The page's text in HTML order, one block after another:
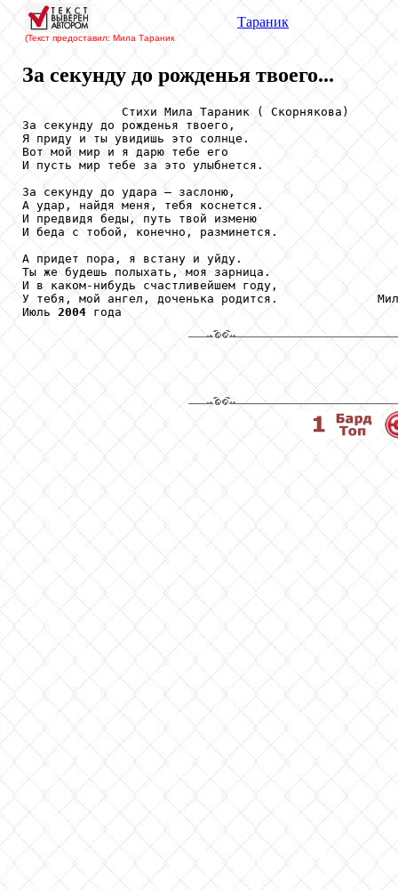
(Текст предоставил: Мила Тараник
Тараник
За секунду до рожденья твоего...
              Стихи Мила Тараник ( Скорнякова)
За секунду до рожденья твоего,
Я приду и ты увидишь это солнце.
Вот мой мир и я дарю тебе его
И пусть мир тебе за это улыбнется.
За секунду до удара – заслоню,
А удар, найдя меня, тебя коснется.
И предвидя беды, путь твой изменю
И беда с тобой, конечно, разминется.
А придет пора, я встану и уйду.
Ты же будешь полыхать, моя зарница.
И в каком-нибудь счастливейшем году,
У тебя, мой ангел, доченька родится.
Июль 2004